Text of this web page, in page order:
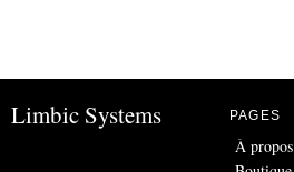
Limbic Systems PAGES
À propos